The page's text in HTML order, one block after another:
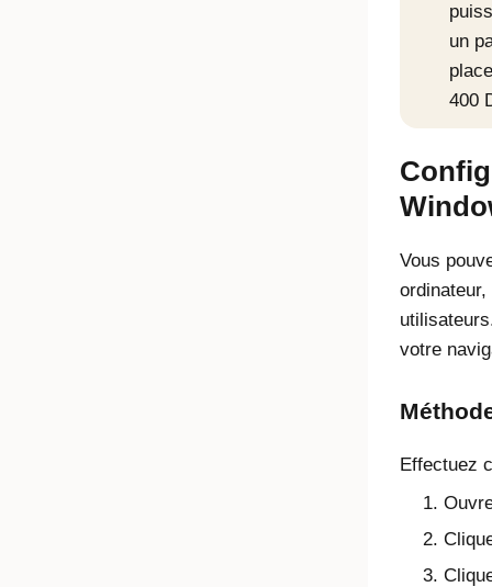
un
400
Vous
votre
Effectuez